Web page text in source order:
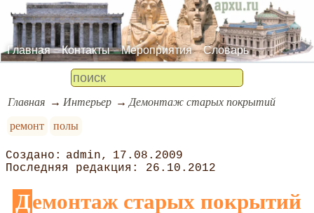
Главная Контакты Мероприятия Словарь
Главная Интерьер
Демонтаж старых покрытий
ремонт
полы
admin
17.08.2009
26.10.2012
Демонтаж старых покрытий